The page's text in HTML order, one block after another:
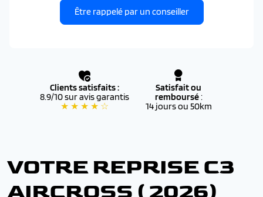
Être rappelé par un conseiller
Clients satisfaits :
8.9/10 sur avis garantis
★ ★ ★ ★ ☆
Satisfait ou
remboursé:
14 jours ou 50km
VOTRE REPRISE C3